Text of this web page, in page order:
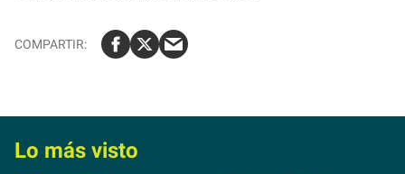
Lo más visto